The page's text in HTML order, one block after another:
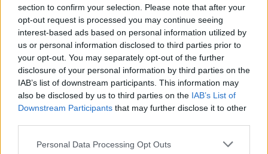
section to confirm your selection. Please note that after your
opt-out request is processed you may continue seeing
interest-based ads based on personal information utilized by
us or personal information disclosed to third parties prior to
your opt-out. You may separately opt-out of the further
disclosure of your personal information by third parties on the
IAB’s list of downstream participants. This information may
also be disclosed by us to third parties on the IAB’s List of
Downstream Participants that may further disclose it to other
Please note that this website/app uses one or more Google
Personal Data Processing Opt Outs
προσεκτικά με τέτοιες ακραίες διατροφικές
προσεγγίσεις.
Σταθερότερα επίπεδα σακχάρου στο αίμα
Αν και πολλοί πιστεύουν ότι όλοι οι υδατάνθρακες
αυξάνουν τα επίπεδα σακχάρου στο αίμα, οι
πραγματικοί ένοχοι είναι τα υπερ-επεξεργασμένα
επιλογή ψωμιών ολικής άλεσης, πλούσιων σε